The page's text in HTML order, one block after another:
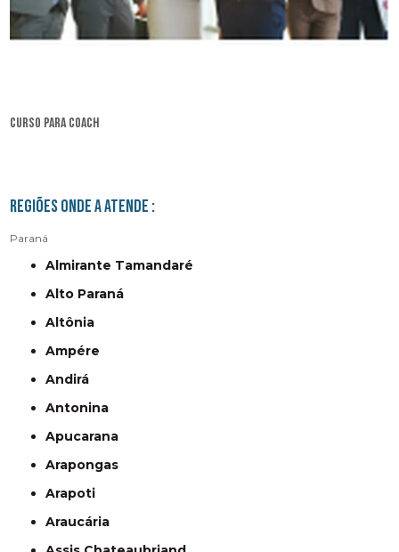
curso para coach
Regiões onde a atende :
Paraná
Almirante Tamandaré
Alto Paraná
Altônia
Ampére
Andirá
Antonina
Apucarana
Arapongas
Arapoti
Araucária